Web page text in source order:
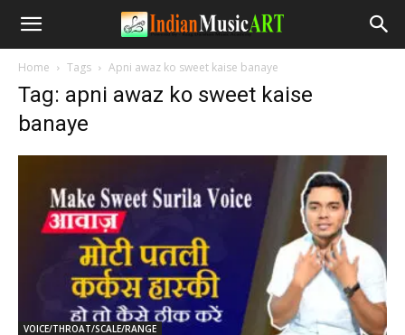
Home Tags Apni awaz ko sweet kaise banaye
Tag: apni awaz ko sweet kaise
banaye
VOICE/THROAT/SCALE/RANGE